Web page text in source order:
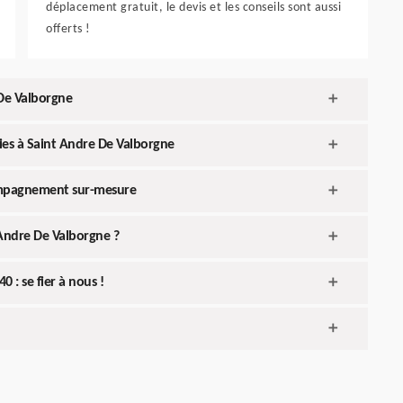
déplacement gratuit, le devis et les conseils sont aussi
offerts !
Valborgne
à Saint Andre De Valborgne
sur-mesure
De Valborgne ?
: se fier à nous !